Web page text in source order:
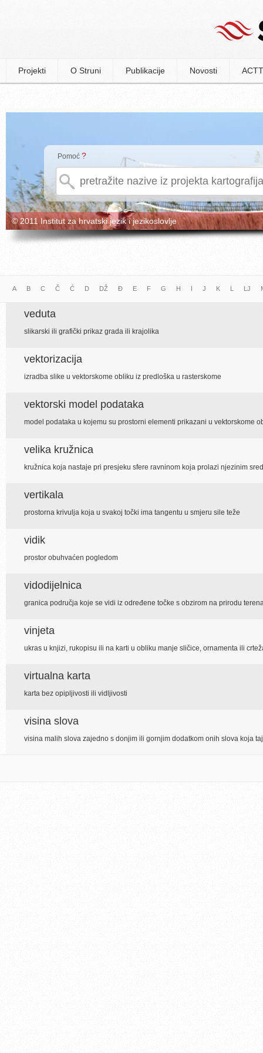
Projekti O Struni Publikacije Novosti
Pomoć ?
© 2011 Institut za hrvatski jezik i jezikoslovlje
A B C Č Ć D DŽ Đ E F G H I J K L LJ
veduta
slikarski ili grafički prikaz grada ili krajolika
vektorizacija
izradba slike u vektorskome obliku iz predloška u rasterskome
vektorski model podataka
model podataka u kojemu su prostorni elementi prikazani u vektorskome
velika kružnica
kružnica koja nastaje pri presjeku sfere ravninom koja prolazi njezinim
vertikala
prostorna krivulja koja u svakoj točki ima tangentu u smjeru sile teže
vidik
prostor obuhvaćen pogledom
vidodijelnica
granica područja koje se vidi iz određene točke s obzirom na prirodu
vinjeta
ukras u knjizi, rukopisu ili na karti u obliku manje sličice, ornamenta ili
virtualna karta
karta bez opipljivosti ili vidljivosti
visina slova
visina malih slova zajedno s donjim ili gornjim dodatkom onih slova koja